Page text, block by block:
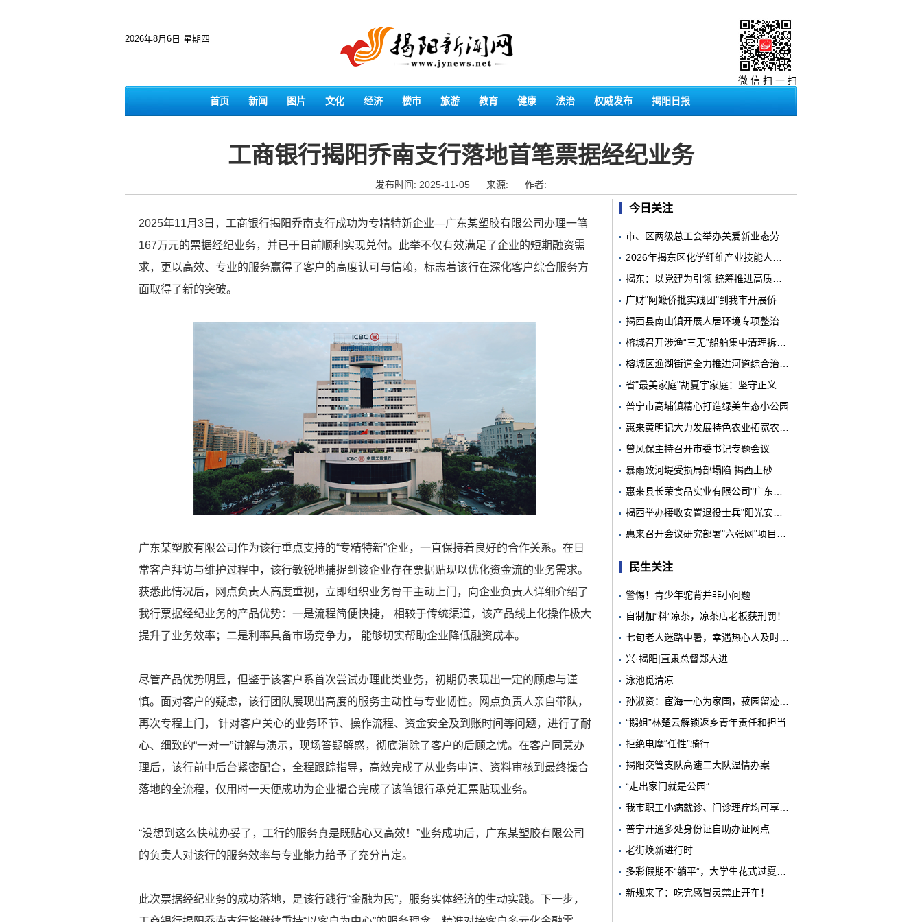
2026年8月6日 星期四
微 信 扫 一 扫
首页
新闻 图片 文化 经济 楼市 旅游 教育 健康 法治 权威发布 揭阳日报
工商银行揭阳乔南支行落地首笔票据经纪业务
发布时间: 2025-11-05 来源: 作者:
2025年11月3日，工商银行揭阳乔南支行成功为专精特新企业—广东某塑胶有限公司办理一笔
167万元的票据经纪业务，并已于日前顺利实现兑付。此举不仅有效满足了企业的短期融资需
求，更以高效、专业的服务赢得了客户的高度认可与信赖，标志着该行在深化客户综合服务方
面取得了新的突破。
广东某塑胶有限公司作为该行重点支持的“专精特新”企业，一直保持着良好的合作关系。在日
常客户拜访与维护过程中，该行敏锐地捕捉到该企业存在票据贴现以优化资金流的业务需求。
获悉此情况后，网点负责人高度重视，立即组织业务骨干主动上门，向企业负责人详细介绍了
我行票据经纪业务的产品优势：一是流程简便快捷， 相较于传统渠道，该产品线上化操作极大
提升了业务效率；二是利率具备市场竞争力， 能够切实帮助企业降低融资成本。
尽管产品优势明显，但鉴于该客户系首次尝试办理此类业务，初期仍表现出一定的顾虑与谨
慎。面对客户的疑虑，该行团队展现出高度的服务主动性与专业韧性。网点负责人亲自带队，
再次专程上门， 针对客户关心的业务环节、操作流程、资金安全及到账时间等问题，进行了耐
心、细致的“一对一”讲解与演示，现场答疑解惑，彻底消除了客户的后顾之忧。在客户同意办
理后，该行前中后台紧密配合，全程跟踪指导，高效完成了从业务申请、资料审核到最终撮合
落地的全流程，仅用时一天便成功为企业撮合完成了该笔银行承兑汇票贴现业务。
“没想到这么快就办妥了，工行的服务真是既贴心又高效！”业务成功后，广东某塑胶有限公司
的负责人对该行的服务效率与专业能力给予了充分肯定。
此次票据经纪业务的成功落地，是该行践行“金融为民”，服务实体经济的生动实践。下一步，